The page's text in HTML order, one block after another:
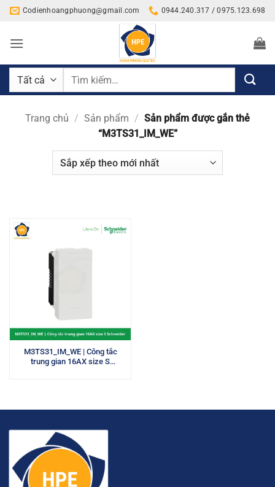
Bỏ
nội
Codienhoangphuong@gmail.com 0944.240.317 / 0975.123.698
Tìm
Trang chủ / Sản phẩm / Sản phẩm được gắn thẻ
“M3TS31_IM_WE”
M3TS31_IM_WE | Công tắc
trung gian 16AX size S